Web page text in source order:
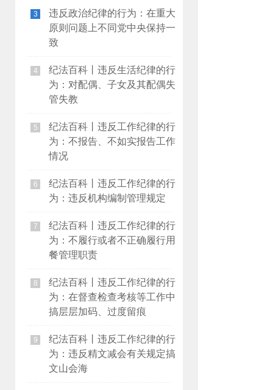
3
违反政治纪律的行为：在重大
原则问题上不同党中央保持一
致
4
纪法百科丨违反生活纪律的行
为：对配偶、子女及其配偶失
管失教
5
纪法百科丨违反工作纪律的行
为：不报告、不如实报告工作
情况
6
纪法百科丨违反工作纪律的行
为：违反机构编制管理规定
7
纪法百科丨违反工作纪律的行
为：不履行或者不正确履行用
餐管理职责
8
纪法百科丨违反工作纪律的行
为：在督查检查考核等工作中
搞层层加码、过度留痕
9
纪法百科丨违反工作纪律的行
为：违反精文减会有关规定搞
文山会海